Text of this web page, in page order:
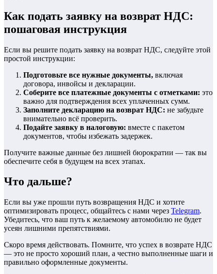
Как подать заявку на возврат НДС:
пошаговая инструкция
Если вы решите подать заявку на возврат НДС, следуйте этой
простой инструкции:
Подготовьте все нужные документы, включая
договора, инвойсы и декларации.
Соберите все платежные документы с отметками: это
важно для подтверждения всех уплаченных сумм.
Заполните декларацию на возврат НДС: не забудьте
внимательно всё проверить.
Подайте заявку в налоговую: вместе с пакетом
документов, чтобы избежать задержек.
Получите важные данные без лишней бюрократии — так вы
обеспечите себя в будущем на всех этапах.
Что дальше?
Если вы уже прошли путь возвращения НДС и хотите
оптимизировать процесс, общайтесь с нами через Telegram.
Убедитесь, что ваш путь к желаемому автомобилю не будет
усеян лишними препятствиями.
Скоро время действовать. Помните, что успех в возврате НДС
— это не просто хороший план, а честно выполненные шаги и
правильно оформленные документы.